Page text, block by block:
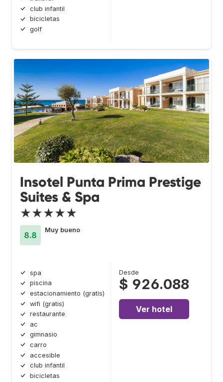
club infantil
bicicletas
golf
Insotel Punta Prima Prestige
Suites & Spa
★★★★★
8.8
Muy bueno
spa
piscina
estacionamiento (gratis)
wifi (gratis)
restaurante
ac
gimnasio
carro
accesible
club infantil
bicicletas
Desde
$ 926.088
Ver hotel